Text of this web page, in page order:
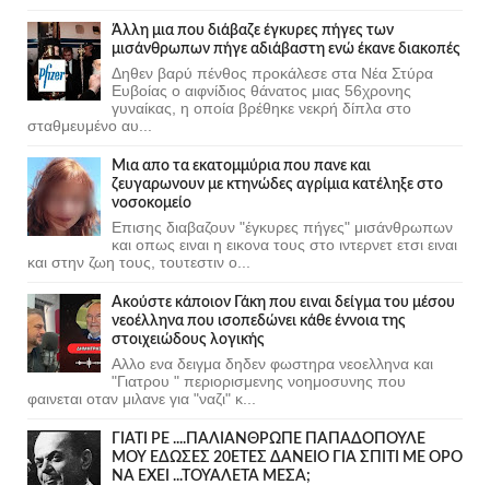
Άλλη μια που διάβαζε έγκυρες πήγες των
μισάνθρωπων πήγε αδιάβαστη ενώ έκανε διακοπές
Δηθεν βαρύ πένθος προκάλεσε στα Νέα Στύρα
Ευβοίας ο αιφνίδιος θάνατος μιας 56χρονης
γυναίκας, η οποία βρέθηκε νεκρή δίπλα στο
σταθμευμένο αυ...
Μια απο τα εκατομμύρια που πανε και
ζευγαρωνουν με κτηνώδες αγρίμια κατέληξε στο
νοσοκομείο
Επισης διαβαζουν "έγκυρες πήγες" μισάνθρωπων
και οπως ειναι η εικονα τους στο ιντερνετ ετσι ειναι
και στην ζωη τους, τουτεστιν ο...
Ακούστε κάποιον Γάκη που ειναι δείγμα του μέσου
νεοέλληνα που ισοπεδώνει κάθε έννοια της
στοιχειώδους λογικής
Αλλο ενα δειγμα δηδεν φωστηρα νεοελληνα και
"Γιατρου " περιορισμενης νοημοσυνης που
φαινεται οταν μιλανε για "ναζι" κ...
ΓΙΑΤΙ ΡΕ ....ΠΑΛΙΑΝΘΡΩΠΕ ΠΑΠΑΔΟΠΟΥΛΕ
ΜΟΥ ΕΔΩΣΕΣ 20ΕΤΕΣ ΔΑΝΕΙΟ ΓΙΑ ΣΠΙΤΙ ΜΕ ΟΡΟ
ΝΑ ΕΧΕΙ ...ΤΟΥΑΛΕΤΑ ΜΕΣΑ;